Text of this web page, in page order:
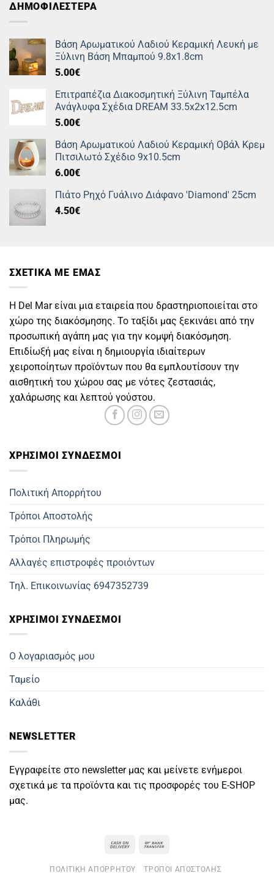
ΔΗΜΟΦΙΛΕΣΤΕΡΑ
Βάση Αρωματικού Λαδιού Κεραμική Λευκή με
Ξύλινη Βάση Μπαμπού 9.8x1.8cm
5.00€
Επιτραπέζια Διακοσμητική Ξύλινη Ταμπέλα
Ανάγλυφα Σχέδια DREAM 33.5x2x12.5cm
5.00€
Βάση Αρωματικού Λαδιού Κεραμική Οβάλ Κρεμ
Πιτσιλωτό Σχέδιο 9x10.5cm
6.00€
Πιάτο Ρηχό Γυάλινο Διάφανο 'Diamond' 25cm
4.50€
ΣΧΕΤΙΚΑ ΜΕ ΕΜΑΣ
Η Del Mar είναι μια εταιρεία που δραστηριοποιείται στο
χώρο της διακόσμησης. Το ταξίδι μας ξεκινάει από την
προσωπική αγάπη μας για την κομψή διακόσμηση.
Επιδίωξή μας είναι η δημιουργία ιδιαίτερων
χειροποίητων προϊόντων που θα εμπλουτίσουν την
αισθητική του χώρου σας με νότες ζεστασιάς,
χαλάρωσης και λεπτού γούστου.
ΧΡΗΣΙΜOΙ ΣΥΝΔΕΣΜΟΙ
Πολιτική Απορρήτου
Τρόποι Αποστολής
Τρόποι Πληρωμής
Αλλαγές επιστροφές προιόντων
Τηλ. Επικοινωνίας 6947352739
ΧΡΗΣΙΜΟΙ ΣΥΝΔΕΣΜΟΙ
Ο λογαριασμός μου
Ταμείο
Καλάθι
NEWSLETTER
Εγγραφείτε στο newsletter μας και μείνετε ενήμεροι
σχετικά με τα προϊόντα και τις προσφορές του E-SHOP
μας.
Cash
ΠΟΛΙΤΙΚΉ ΑΠΟΡΡΉΤΟΥ ΤΡΌΠΟΙ ΑΠΟΣΤΟΛΉΣ